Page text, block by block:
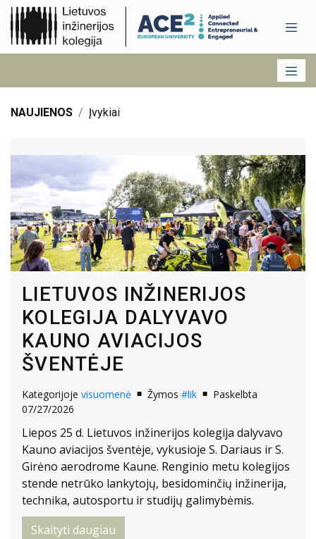
NAUJIENOS Įvykiai
LIETUVOS INŽINERIJOS
KOLEGIJA DALYVAVO
KAUNO AVIACIJOS
ŠVENTĖJE
Kategorijoje visuomenė Žymos #lik
Paskelbta
07/27/2026
Liepos 25 d. Lietuvos inžinerijos kolegija dalyvavo
Kauno aviacijos šventėje, vykusioje S. Dariaus ir S.
Girėno aerodrome Kaune. Renginio metu kolegijos
stende netrūko lankytojų, besidominčių inžinerija,
technika, autosportu ir studijų galimybėmis.
Skaityti daugiau